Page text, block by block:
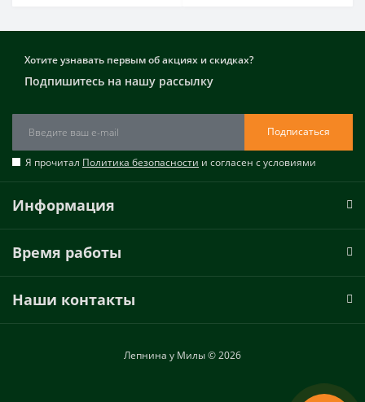
Хотите узнавать первым об акциях и скидках?
Подпишитесь на нашу рассылку
Подписаться
Я прочитал Политика безопасности и согласен с условиями
Информация
Время работы
Наши контакты
Лепнина у Милы © 2026